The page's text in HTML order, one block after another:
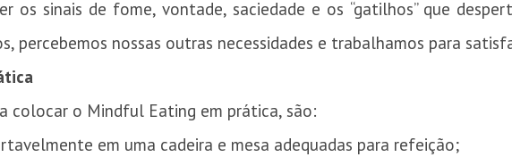
os sinais de fome, vontade, saciedade e os “gatilhos” que
percebemos nossas outras necessidades e trabalhamos para
colocar o Mindful Eating em prática, são:
em uma cadeira e mesa adequadas para refeição;